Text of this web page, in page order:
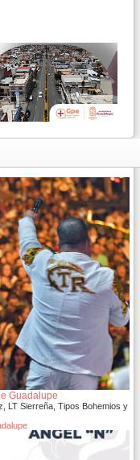
Guadalupe
LT Sierreña, Tipos Bohemios y